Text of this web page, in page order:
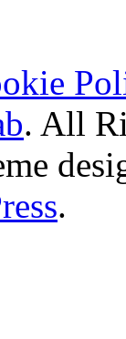
. All
.